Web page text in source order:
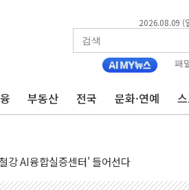
2026.08.09 (
패
부동산 전국 문화·연예
천~하당'·'올미골교' 차량 통행 선제 제한
작업 중 근로자 1명 숨져
대 숨진 채 발견...경찰, 조사 중
1.48%p 차 선두 유지...金 46.01% vs 鄭